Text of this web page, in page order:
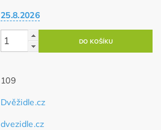
25.8.2026
109
Dvěžidle.cz
dvezidle.cz